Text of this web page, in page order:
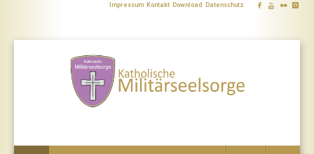
Impressum Kontakt Download Datenschutz